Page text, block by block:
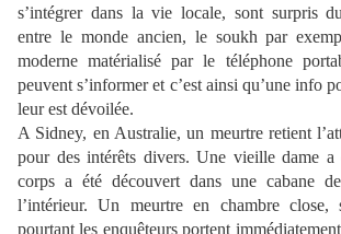
s’intégrer dans la vie locale, sont surpris
entre le monde ancien, le soukh par
moderne matérialisé par le téléphone
peuvent s’informer et c’est ainsi qu’une info
leur est dévoilée.
A Sidney, en Australie, un meurtre retient
pour des intérêts divers. Une vieille dame a
corps a été découvert dans une cabane
l’intérieur. Un meurtre en chambre close,
pourtant les enquêteurs portent